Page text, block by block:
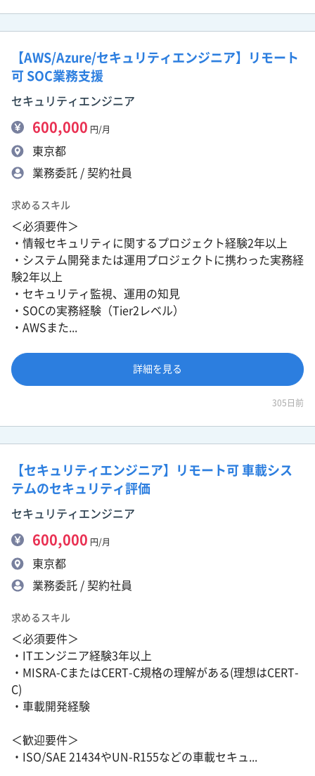
【AWS/Azure/セキュリティエンジニア】リモート
可 SOC業務支援
セキュリティエンジニア
600,000 円/月
東京都
業務委託 / 契約社員
求めるスキル
＜必須要件＞
・情報セキュリティに関するプロジェクト経験2年以上
・システム開発または運用プロジェクトに携わった実務経
験2年以上
・セキュリティ監視、運用の知見
・SOCの実務経験（Tier2レベル）
・AWSまた...
詳細を見る
305日前
【セキュリティエンジニア】リモート可 車載シス
テムのセキュリティ評価
セキュリティエンジニア
600,000 円/月
東京都
業務委託 / 契約社員
求めるスキル
＜必須要件＞
・ITエンジニア経験3年以上
・MISRA-CまたはCERT-C規格の理解がある(理想はCERT-
C)
・車載開発経験
＜歓迎要件＞
・ISO/SAE 21434やUN-R155などの車載セキュ...